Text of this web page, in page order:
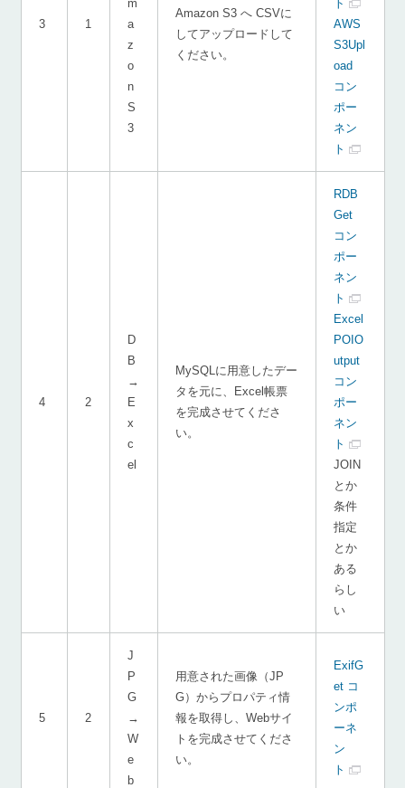
3 1
m
a
z
o
n
S
3
Amazon S3 へ CSVに
してアップロードして
ください。
ト
AWS
S3Upl
oad
コン
ポー
ネン
ト
4 2
D
B
→
E
x
c
el
MySQLに用意したデー
タを元に、Excel帳票
を完成させてくださ
い。
RDB
Get
コン
ポー
ネン
ト
Excel
POIO
utput
コン
ポー
ネン
ト
JOIN
とか
条件
指定
とか
ある
らし
い
5 2
J
P
G
→
W
e
b
用意された画像（JP
G）からプロパティ情
報を取得し、Webサイ
トを完成させてくださ
い。
ExifG
et コ
ンポ
ーネ
ン
ト